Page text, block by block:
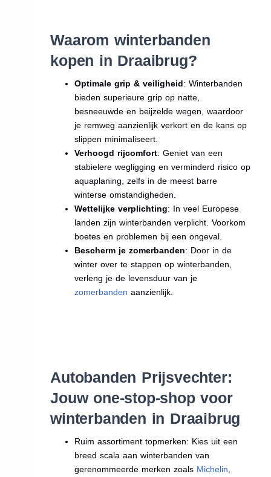
Waarom winterbanden
kopen in Draaibrug?
Optimale grip & veiligheid: Winterbanden
bieden superieure grip op natte,
besneeuwde en beijzelde wegen, waardoor
je remweg aanzienlijk verkort en de kans op
slippen minimaliseert.
Verhoogd rijcomfort: Geniet van een
stabielere wegligging en verminderd risico op
aquaplaning, zelfs in de meest barre
winterse omstandigheden.
Wettelijke verplichting: In veel Europese
landen zijn winterbanden verplicht. Voorkom
boetes en problemen bij een ongeval.
Bescherm je zomerbanden: Door in de
winter over te stappen op winterbanden,
verleng je de levensduur van je
zomerbanden aanzienlijk.
Autobanden Prijsvechter:
Jouw one-stop-shop voor
winterbanden in Draaibrug
Ruim assortiment topmerken: Kies uit een
breed scala aan winterbanden van
gerenommeerde merken zoals Michelin